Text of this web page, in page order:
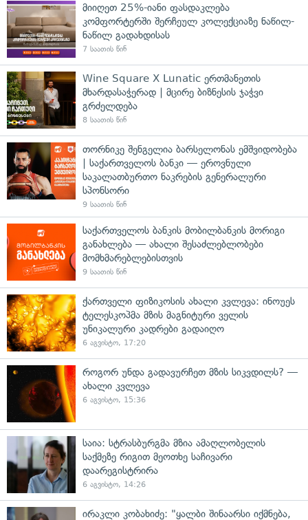
მიიღეთ 25%-იანი ფასდაკლება
კომფორტერში შერჩეულ კოლექციაზე ნაწილ-
ნაწილ გადახდისას
7 საათის წინ
Wine Square X Lunatic ერთმანეთის
მხარდასაჭერად | მცირე ბიზნესის ჯაჭვი
გრძელდება
8 საათის წინ
თორნიკე შენგელია ბარსელონას ემშვიდობება
| საქართველოს ბანკი — ეროვნული
საკალათბურთო ნაკრების გენერალური
სპონსორი
9 საათის წინ
საქართველოს ბანკის მობილბანკის მორიგი
განახლება — ახალი შესაძლებლობები
მომხმარებლებისთვის
9 საათის წინ
ქართველი ფიზიკოსის ახალი კვლევა: ინოუეს
ტელესკოპმა მზის მაგნიტური ველის
უნიკალური კადრები გადაიღო
6 აგვისტო, 17:20
როგორ უნდა გადავურჩეთ მზის სიკვდილს? —
ახალი კვლევა
6 აგვისტო, 15:36
საია: სტრასბურგმა მზია ამაღლობელის
საქმეზე რიგით მეოთხე საჩივარი
დაარეგისტრირა
6 აგვისტო, 14:26
ირაკლი კობახიძე: "ყალბი შინაარსი იქმნება,